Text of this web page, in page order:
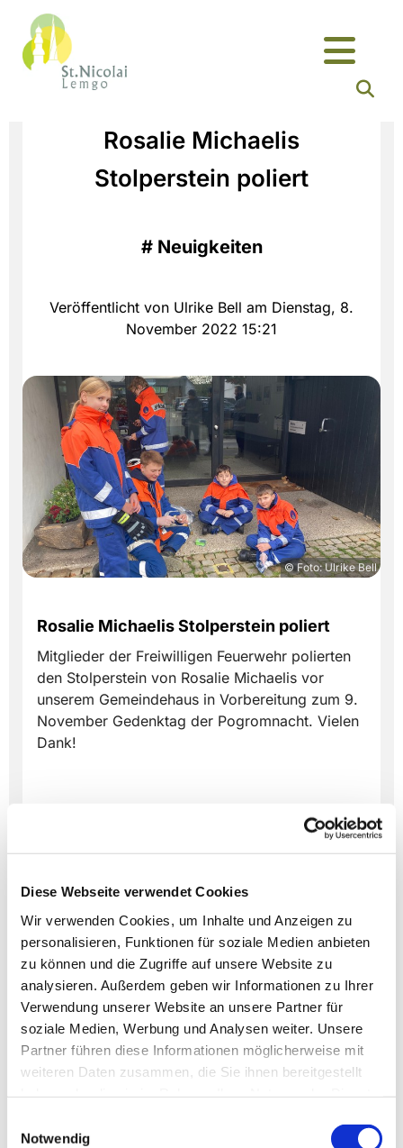
Diese Webseite verwendet Cookies
Wir verwenden Cookies, um Inhalte und Anzeigen zu
personalisieren, Funktionen für soziale Medien anbieten
zu können und die Zugriffe auf unsere Website zu
analysieren. Außerdem geben wir Informationen zu Ihrer
Verwendung unserer Website an unsere Partner für
soziale Medien, Werbung und Analysen weiter. Unsere
Partner führen diese Informationen möglicherweise mit
weiteren Daten zusammen, die Sie ihnen bereitgestellt
Notwendig
Rosalie Michaelis
Stolperstein poliert
# Neuigkeiten
Veröffentlicht von Ulrike Bell am Dienstag, 8.
November 2022 15:21
© Foto: Ulrike Bell
Rosalie Michaelis Stolperstein poliert
Mitglieder der Freiwilligen Feuerwehr polierten
den Stolperstein von Rosalie Michaelis vor
unserem Gemeindehaus in Vorbereitung zum 9.
November Gedenktag der Pogromnacht. Vielen
Dank!
Dies könnte Sie auch
interessieren